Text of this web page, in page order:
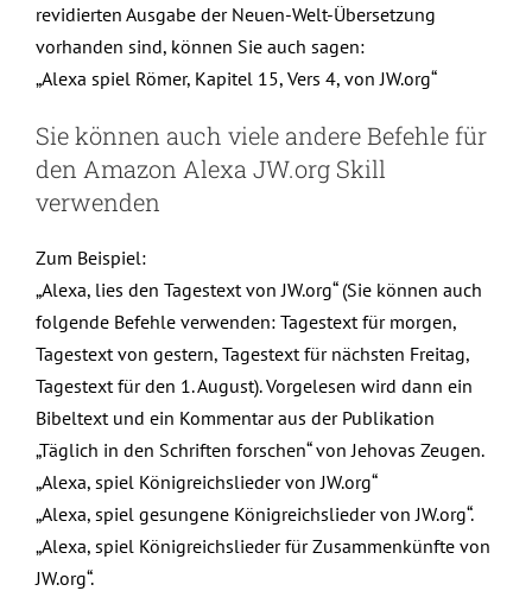
revidierten Ausgabe der Neuen-Welt-Übersetzung
vorhanden sind, können Sie auch sagen:
„Alexa spiel Römer, Kapitel 15, Vers 4, von JW.org“
Sie können auch viele andere Befehle für
den Amazon Alexa JW.org Skill
verwenden
Zum Beispiel:
„Alexa, lies den Tagestext von JW.org“ (Sie können auch
folgende Befehle verwenden: Tagestext für morgen,
Tagestext von gestern, Tagestext für nächsten Freitag,
Tagestext für den 1. August). Vorgelesen wird dann ein
Bibeltext und ein Kommentar aus der Publikation
„Täglich in den Schriften forschen“ von Jehovas Zeugen.
„Alexa, spiel Königreichslieder von JW.org“
„Alexa, spiel gesungene Königreichslieder von JW.org“.
„Alexa, spiel Königreichslieder für Zusammenkünfte von
JW.org“.